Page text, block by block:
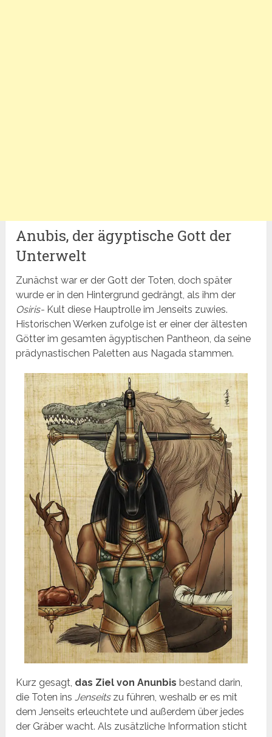
Anubis, der ägyptische Gott der
Unterwelt
Zunächst war er der Gott der Toten, doch später
wurde er in den Hintergrund gedrängt, als ihm der
Osiris- Kult diese Hauptrolle im Jenseits zuwies.
Historischen Werken zufolge ist er einer der ältesten
Götter im gesamten ägyptischen Pantheon, da seine
prädynastischen Paletten aus Nagada stammen.
Kurz gesagt, das Ziel von Anunbis bestand darin,
die Toten ins Jenseitszu führen, weshalb er es mit
dem Jenseits erleuchtete und außerdem über jedes
der Gräber wacht. Als zusätzliche Information sticht